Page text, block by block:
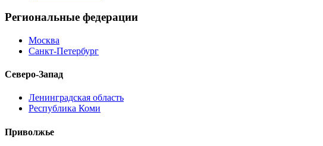
Региональные федерации
Москва
Санкт-Петербург
Северо-Запад
Ленинградская область
Республика Коми
Приволжье